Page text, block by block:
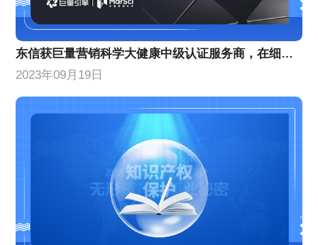
东信获巨量营销科学大健康中级认证服务商，在细分赛道引领更多新实践
2023年09月19日